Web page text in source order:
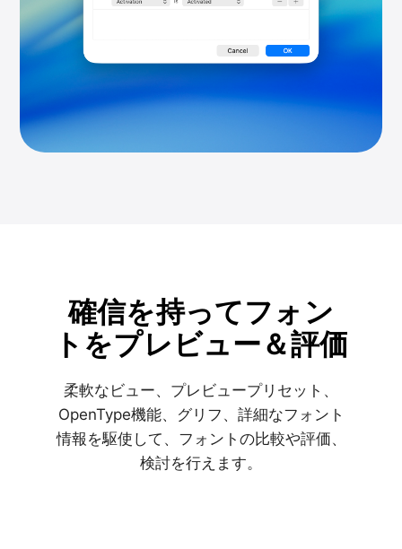
確信を持ってフォン
トをプレビュー＆評価
柔軟なビュー、プレビュープリセット、
OpenType機能、グリフ、詳細なフォント
情報を駆使して、フォントの比較や評価、
検討を行えます。